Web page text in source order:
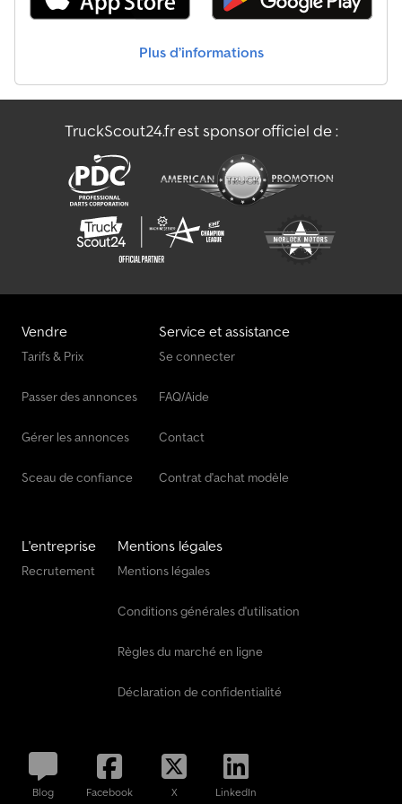
l’usure Brise-ondes en aluminium fixés à la paroi avant et arrière,
arrière à un vantail, fonction pendulaire et verrouillage
avec grands freins à disque de 430 mm 1er essieu relevable
Pneumatiques : 6x 385/65 R 22.5 Réservoirs d’air en aluminium 2
projecteurs LED de marche arrière Béquilles de support en
aluminium, charge maximale LOUER est la nouvelle façon
d’ACHETER, disponible immédiatement en location full-service
chez nous.
Plus d’informations
TruckScout24.fr est sponsor officiel de :
Vendre
Tarifs & Prix
Passer des annonces
Gérer les annonces
Sceau de confiance
Service et assistance
Se connecter
FAQ/Aide
Contact
Contrat d'achat modèle
L'entreprise
Recrutement
Mentions légales
Mentions légales
Conditions générales d'utilisation
Règles du marché en ligne
Déclaration de confidentialité
Blog Facebook X LinkedIn